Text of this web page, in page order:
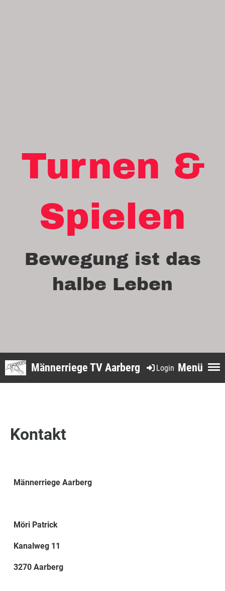
Turnen &
Spielen
Bewegung ist das
halbe Leben
Menü
Login
Männerriege TV Aarberg
Kontakt
Männerriege Aarberg
Möri Patrick
Kanalweg 11
3270 Aarberg